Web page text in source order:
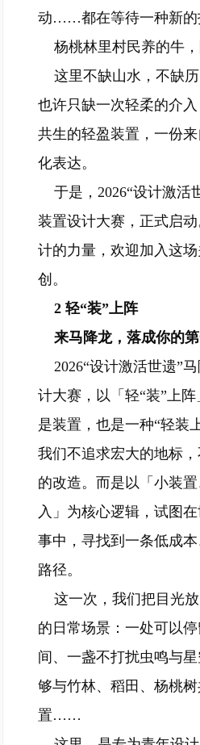
动……都在等待一种新的
杨桃林里村民养的牛
这里不缺山水，不缺
也许只缺一次轻柔的介
共生的轻盈装置，一份
化表达。
于是，2026“设计激活
装置设计大赛，正式启
计的力量，欢迎加入这
创。
2 轻“装”上阵
来马降龙，落成你的
2026“设计激活世遗”
计大赛，以「轻“装”上阵
是装置，也是一种“轻装
我们不追求宏大的地标
的改造。而是以「小装
入」为核心逻辑，试图
事中，寻找到一条低成
路径。
这一次，我们把目光
的日常场景：一处可以
间、一盏不打扰虫鸣与
够与竹林、稻田、杨桃
置……